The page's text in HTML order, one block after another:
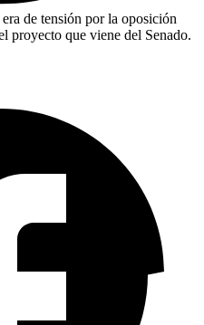
de tensión por la oposición
proyecto que viene del Senado.